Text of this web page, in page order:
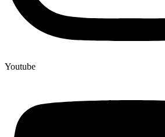
Youtube